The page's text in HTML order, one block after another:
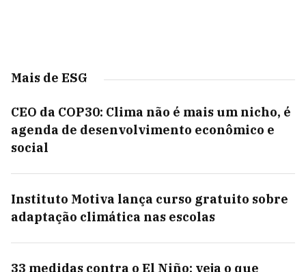
Mais de ESG
CEO da COP30: Clima não é mais um nicho, é
agenda de desenvolvimento econômico e
social
Instituto Motiva lança curso gratuito sobre
adaptação climática nas escolas
33 medidas contra o El Niño: veja o que